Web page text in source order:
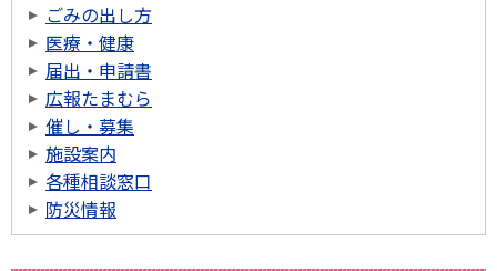
ごみの出し方
医療・健康
届出・申請書
広報たまむら
催し・募集
施設案内
各種相談窓口
防災情報